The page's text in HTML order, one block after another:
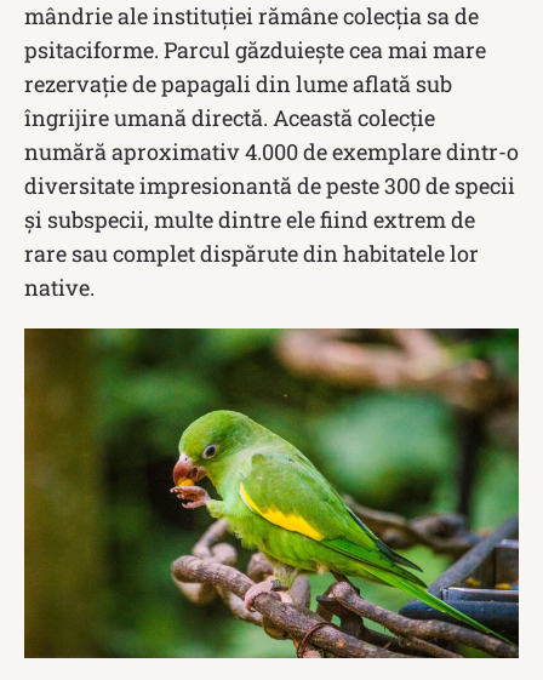
mândrie ale instituției rămâne colecția sa de
psitaciforme. Parcul găzduiește cea mai mare
rezervație de papagali din lume aflată sub
îngrijire umană directă. Această colecție
numără aproximativ 4.000 de exemplare dintr-o
diversitate impresionantă de peste 300 de specii
și subspecii, multe dintre ele fiind extrem de
rare sau complet dispărute din habitatele lor
native.